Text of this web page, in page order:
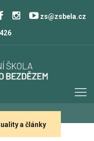
zs@zsbela.cz
a články